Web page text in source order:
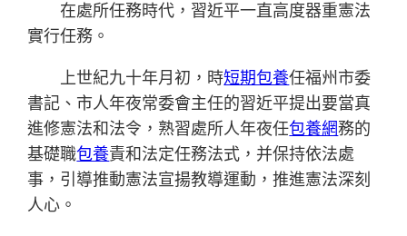
在處所任務時代，習近平一直高度器重憲法
實行任務。
上世紀九十年月初，時短期包養任福州市委
書記、市人年夜常委會主任的習近平提出要當真
進修憲法和法令，熟習處所人年夜任包養網務的
基礎職包養責和法定任務法式，并保持依法處
事，引導推動憲法宣揚教導運動，推進憲法深刻
人心。